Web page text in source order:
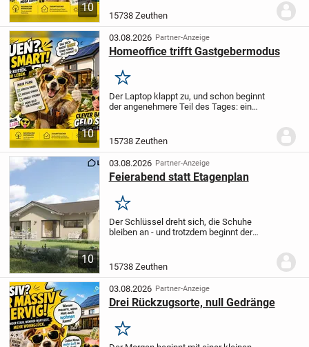
10
entsteht vielleicht schon der Plan fürs
15738 Zeuthen
10
03.08.2026 Partner-Anzeige
Homeoffice trifft Gastgebermodus
Merken
Der Laptop klappt zu, und schon beginnt
der angenehmere Teil des Tages: ein
ohne Wege über mehrere Etagen. Der
15738 Zeuthen
10
03.08.2026 Partner-Anzeige
Feierabend statt Etagenplan
Merken
Der Schlüssel dreht sich, die Schuhe
bleiben an - und trotzdem beginnt der
verbindet 100,72 m² Wohnfläche mit
15738 Zeuthen
03.08.2026 Partner-Anzeige
Drei Rückzugsorte, null Gedränge
Merken